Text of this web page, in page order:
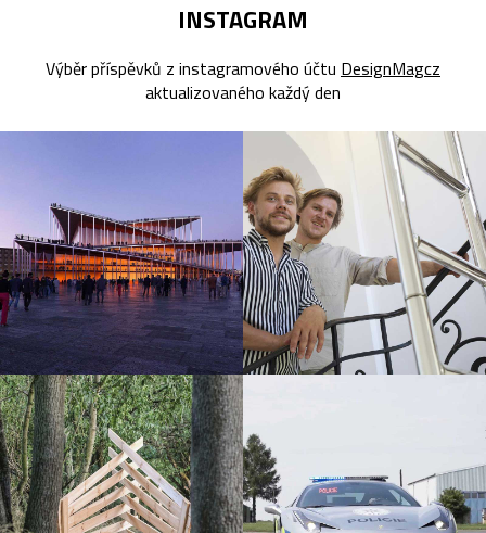
INSTAGRAM
Výběr příspěvků z instagramového účtu DesignMagcz
aktualizovaného každý den